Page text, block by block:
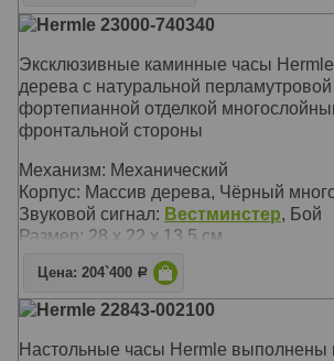
купол
Размер: 35 х 29 х 29 см
Hermle 23000-740340
Эксклюзивные каминные часы
дерева с натуральной
фортепианной отделкой
фронтальной стороны
Механизм: Механический
Корпус: Массив дерева, Чёрный
Звуковой сигнал: Вестминстер, Бой
Размер: 28 х 22 х 13.5 см
Цена: 204`400 Р
Hermle 22843-002100
Настольные часы Hermle выполнены